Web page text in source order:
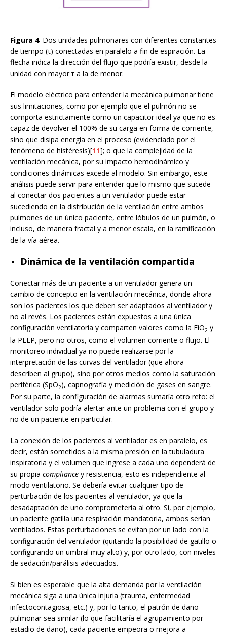
Figura 4. Dos unidades pulmonares con diferentes constantes
de tiempo (τ) conectadas en paralelo a fin de espiración. La
flecha indica la dirección del flujo que podría existir, desde la
unidad con mayor τ a la de menor.
El modelo eléctrico para entender la mecánica pulmonar tiene
sus limitaciones, como por ejemplo que el pulmón no se
comporta estrictamente como un capacitor ideal ya que no es
capaz de devolver el 100% de su carga en forma de corriente,
sino que disipa energía en el proceso (evidenciado por el
fenómeno de histéresis)[11]; o que la complejidad de la
ventilación mecánica, por su impacto hemodinámico y
condiciones dinámicas excede al modelo. Sin embargo, este
análisis puede servir para entender que lo mismo que sucede
al conectar dos pacientes a un ventilador puede estar
sucediendo en la distribución de la ventilación entre ambos
pulmones de un único paciente, entre lóbulos de un pulmón, o
incluso, de manera fractal y a menor escala, en la ramificación
de la vía aérea.
Dinámica de la ventilación compartida
Conectar más de un paciente a un ventilador genera un
cambio de concepto en la ventilación mecánica, donde ahora
son los pacientes los que deben ser adaptados al ventilador y
no al revés. Los pacientes están expuestos a una única
configuración ventilatoria y comparten valores como la FiO2 y
la PEEP, pero no otros, como el volumen corriente o flujo. El
monitoreo individual ya no puede realizarse por la
interpretación de las curvas del ventilador (que ahora
describen al grupo), sino por otros medios como la saturación
periférica (SpO2), capnografía y medición de gases en sangre.
Por su parte, la configuración de alarmas sumaría otro reto: el
ventilador solo podría alertar ante un problema con el grupo y
no de un paciente en particular.
La conexión de los pacientes al ventilador es en paralelo, es
decir, están sometidos a la misma presión en la tubuladura
inspiratoria y el volumen que ingrese a cada uno dependerá de
su propia compliance y resistencia, esto es independiente al
modo ventilatorio. Se debería evitar cualquier tipo de
perturbación de los pacientes al ventilador, ya que la
desadaptación de uno comprometería al otro. Si, por ejemplo,
un paciente gatilla una respiración mandatoria, ambos serían
ventilados. Estas perturbaciones se evitan por un lado con la
configuración del ventilador (quitando la posibilidad de gatillo o
configurando un umbral muy alto) y, por otro lado, con niveles
de sedación/parálisis adecuados.
Si bien es esperable que la alta demanda por la ventilación
mecánica siga a una única injuria (trauma, enfermedad
infectocontagiosa, etc.) y, por lo tanto, el patrón de daño
pulmonar sea similar (lo que facilitaría el agrupamiento por
estadio de daño), cada paciente empeora o mejora a